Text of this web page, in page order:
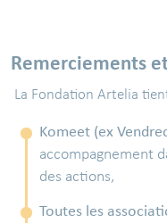
Remerciements
La Fondation Artelia
Komeet (ex
accompagnement
des actions,
Toutes les